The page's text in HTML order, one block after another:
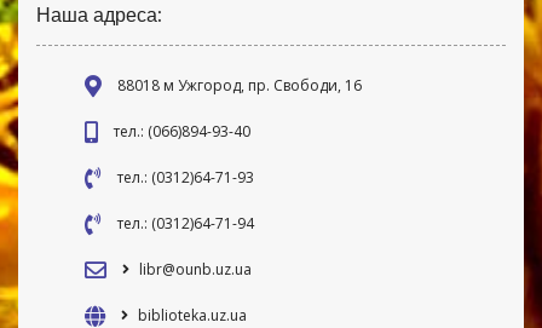
Наша адреса:
88018 м Ужгород, пр. Свободи, 16
тел.: (066)894-93-40
тел.: (0312)64-71-93
тел.: (0312)64-71-94
libr@ounb.uz.ua
biblioteka.uz.ua